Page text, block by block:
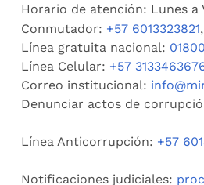
Horario de atención: Lunes a
Conmutador: +57 6013323821
Línea gratuita nacional:
Línea Celular: +57
Correo institucional:
Denunciar actos de
Línea Anticorrupción: +57
Notificaciones judiciales: